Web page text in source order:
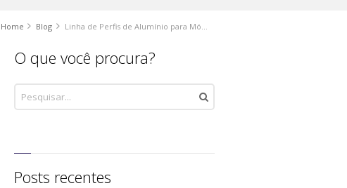
Home Blog Linha de Perfis de Alumínio para Móveis
O que você procura?
Posts recentes